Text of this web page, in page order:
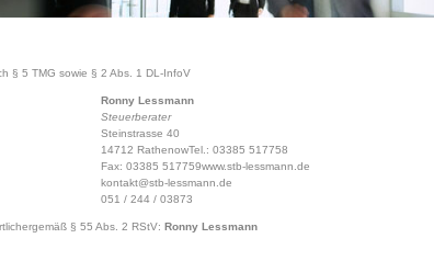
§ 5 TMG sowie § 2 Abs. 1 DL-InfoV
Ronny Lessmann
Steuerberater
Steinstrasse 40
14712 RathenowTel.: 03385 517758
Fax: 03385 517759www.stb-lessmann.de
kontakt@stb-lessmann.de
051 / 244 / 03873
§ 55 Abs. 2 RStV: Ronny Lessmann